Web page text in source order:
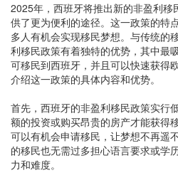
2025年，西班牙将推出新的非盈利移
供了更为便利的途径。这一政策的特
多人有机会实现移民梦想。与传统的
利移民政策有着独特的优势，其中最
可移民到西班牙，并且可以快速获得
介绍这一政策的具体内容和优势。
首先，西班牙的非盈利移民政策实行
额的投资或购买昂贵的房产才能获得
可以有机会申请移民，让梦想不再遥
的移民也无需过多担心语言要求或学
力和难度。